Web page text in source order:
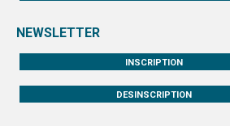
NEWSLETTER
INSCRIPTION
DESINSCRIPTION